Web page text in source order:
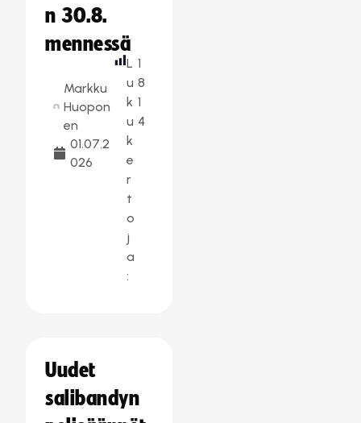
n 30.8.
mennessä
Markku
Huopon
en
01.07.2
026
L
u
k
u
k
e
r
t
o
j
a
:
1
8
1
4
Uudet
salibandyn